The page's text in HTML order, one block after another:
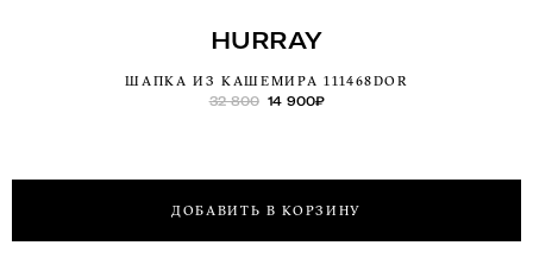
HURRAY
ШАПКА ИЗ КАШЕМИРА 111468DOR
32 800 14 900₽
ДОБАВИТЬ В КОРЗИНУ